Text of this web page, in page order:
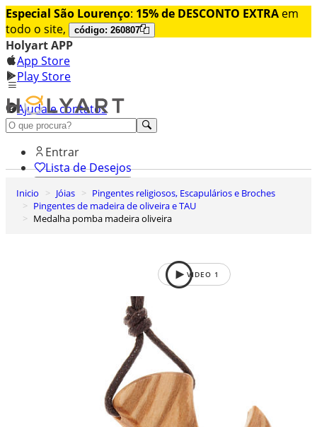
Especial São Lourenço: 15% de DESCONTO EXTRA em
todo o site,
código: 260807
Holyart APP
App Store
Play Store
Ajuda e contatos
Conheça premium
Entrar
Lista de Desejos
0
Carrinho de Compras
Inicio Jóias
Pingentes religiosos, Escapulários e Broches
Pingentes de madeira de oliveira e TAU
Medalha pomba madeira oliveira
VIDEO 1